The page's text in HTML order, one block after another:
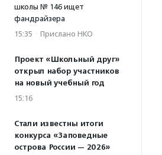
школы № 146 ищет
фандрайзера
15:35 · Прислано НКО
Проект «Школьный друг»
открыл набор участников
на новый учебный год
15:16
Стали известны итоги
конкурса «Заповедные
острова России — 2026»